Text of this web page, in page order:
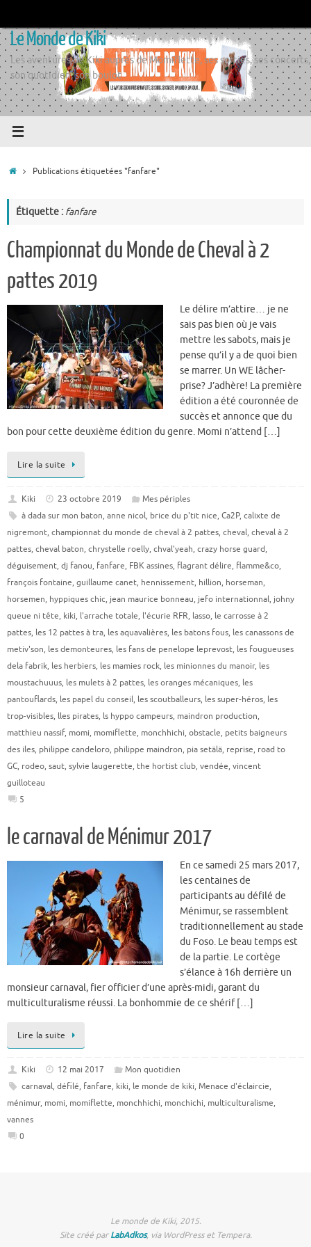
contenu
Le Monde de Kiki
Les aventures de Kiki auprès de Momiflette, ses sorties, ses concerts,
son quotidien, son boulot
AccueilPublications étiquetées "fanfare"
Étiquette : fanfare
Championnat du Monde de Cheval à 2
pattes 2019
Le délire m’attire… je ne
sais pas bien où je vais
mettre les sabots, mais je
pense qu’il y a de quoi bien
se marrer. Un WE lâcher-
prise? J’adhère! La première
édition a été couronnée de
succès et annonce que du
bon pour cette deuxième édition du genre. Momi n’attend […]
Lire la suite
Kiki 23 octobre 2019
Mes périples
à dada sur mon baton, anne nicol, brice du p'tit nice, Ca2P, calixte de
nigremont, championnat du monde de cheval à 2 pattes, cheval, cheval à 2
pattes, cheval baton, chrystelle roelly, chval'yeah, crazy horse guard,
déguisement, dj fanou, fanfare, FBK assines, flagrant délire, flamme&co,
françois fontaine, guillaume canet, hennissement, hillion, horseman,
horsemen, hyppiques chic, jean maurice bonneau, jefo internationnal, johny
queue ni tête, kiki, l'arrache totale, l'écurie RFR, lasso, le carrosse à 2
pattes, les 12 pattes à tra, les aquavalières, les batons fous, les canassons de
metiv'son, les demonteures, les fans de penelope leprevost, les fougueuses
dela fabrik, les herbiers, les mamies rock, les minionnes du manoir, les
moustachuuus, les mulets à 2 pattes, les oranges mécaniques, les
pantouflards, les papel du conseil, les scoutballeurs, les super-héros, les
trop-visibles, lles pirates, ls hyppo campeurs, maindron production,
matthieu nassif, momi, momiflette, monchhichi, obstacle, petits baigneurs
des iles, philippe candeloro, philippe maindron, pia setälä, reprise, road to
GC, rodeo, saut, sylvie laugerette, the hortist club, vendée, vincent
guilloteau
5
le carnaval de Ménimur 2017
En ce samedi 25 mars 2017,
les centaines de
participants au défilé de
Ménimur, se rassemblent
traditionnellement au stade
du Foso. Le beau temps est
de la partie. Le cortège
s’élance à 16h derrière un
monsieur carnaval, fier officier d’une après-midi, garant du
multiculturalisme réussi. La bonhommie de ce shérif […]
Lire la suite
Kiki 12 mai 2017
Mon quotidien
carnaval, défilé, fanfare, kiki, le monde de kiki, Menace d'éclaircie,
ménimur, momi, momiflette, monchhichi, monchichi, multiculturalisme,
vannes
0
Le monde de Kiki, 2015.
Site créé parLabAdkos, via WordPress et Tempera.